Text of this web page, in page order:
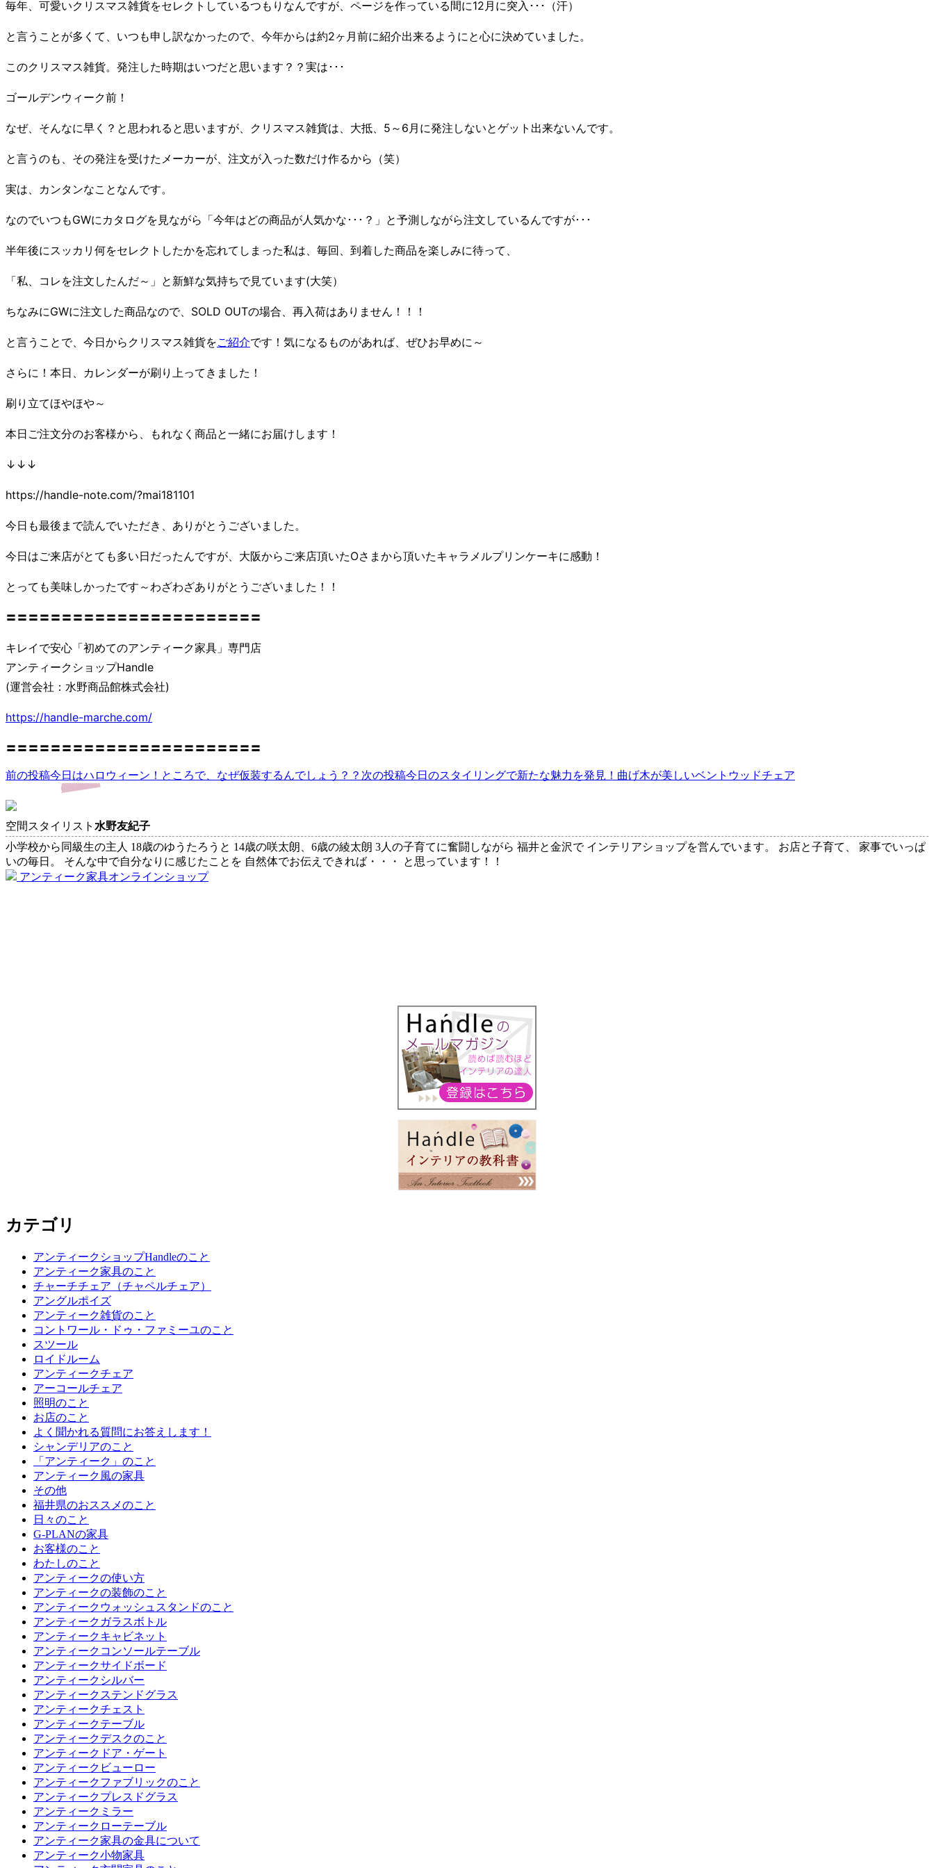
毎年、可愛いクリスマス雑貨をセレクトしているつもりなんですが、ページを作っている間に12月に突入･･･（汗）
と言うことが多くて、いつも申し訳なかったので、今年からは約2ヶ月前に紹介出来るようにと心に決めていました。
このクリスマス雑貨。発注した時期はいつだと思います？？実は･･･
ゴールデンウィーク前！
なぜ、そんなに早く？と思われると思いますが、クリスマス雑貨は、大抵、5～6月に発注しないとゲット出来ないんです。
と言うのも、その発注を受けたメーカーが、注文が入った数だけ作るから（笑）
実は、カンタンなことなんです。
なのでいつもGWにカタログを見ながら「今年はどの商品が人気かな･･･？」と予測しながら注文しているんですが･･･
半年後にスッカリ何をセレクトしたかを忘れてしまった私は、毎回、到着した商品を楽しみに待って、
「私、コレを注文したんだ～」と新鮮な気持ちで見ています(大笑）
ちなみにGWに注文した商品なので、SOLD OUTの場合、再入荷はありません！！！
と言うことで、今日からクリスマス雑貨をご紹介です！気になるものがあれば、ぜひお早めに～
さらに！本日、カレンダーが刷り上ってきました！
刷り立てほやほや～
本日ご注文分のお客様から、もれなく商品と一緒にお届けします！
↓↓↓
https://handle-note.com/?mai181101
今日も最後まで読んでいただき、ありがとうございました。
今日はご来店がとても多い日だったんですが、大阪からご来店頂いたOさまから頂いたキャラメルプリンケーキに感動！
とっても美味しかったです～わざわざありがとうございました！！
〓〓〓〓〓〓〓〓〓〓〓〓〓〓〓〓〓〓〓〓〓〓〓
キレイで安心「初めてのアンティーク家具」専門店
アンティークショップHandle
(運営会社：水野商品館株式会社)
https://handle-marche.com/
〓〓〓〓〓〓〓〓〓〓〓〓〓〓〓〓〓〓〓〓〓〓〓
投
稿
ナ
ビ
ゲ
前の投稿今日はハロウィーン！ところで、なぜ仮装するんでしょう？？ 次の投稿今日のスタイリングで新たな魅力を発見！曲げ木が美しいベントウッドチェア
空間スタイリスト 水野友紀子
小学校から同級生の主人 18歳のゆうたろうと 14歳の咲太朗、6歳の綾太朗 3人の子育てに奮闘しながら 福井と金沢で インテリアショップを営んでいます。 お店と子育て、 家事でいっぱ
いの毎日。 そんな中で自分なりに感じたことを 自然体でお伝えできれば・・・ と思っています！！
アンティーク家具オンラインショップ
カテゴリ
アンティークショップHandleのこと
アンティーク家具のこと
チャーチチェア（チャペルチェア）
アングルポイズ
アンティーク雑貨のこと
コントワール・ドゥ・ファミーユのこと
スツール
ロイドルーム
アンティークチェア
アーコールチェア
照明のこと
お店のこと
よく聞かれる質問にお答えします！
シャンデリアのこと
「アンティーク」のこと
アンティーク風の家具
その他
福井県のおススメのこと
日々のこと
G-PLANの家具
お客様のこと
わたしのこと
アンティークの使い方
アンティークの装飾のこと
アンティークウォッシュスタンドのこと
アンティークガラスボトル
アンティークキャビネット
アンティークコンソールテーブル
アンティークサイドボード
アンティークシルバー
アンティークステンドグラス
アンティークチェスト
アンティークテーブル
アンティークデスクのこと
アンティークドア・ゲート
アンティークビューロー
アンティークファブリックのこと
アンティークプレスドグラス
アンティークミラー
アンティークローテーブル
アンティーク家具の金具について
アンティーク小物家具